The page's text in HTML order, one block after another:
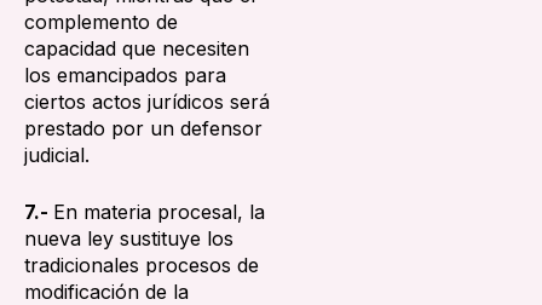
complemento de
capacidad que necesiten
los emancipados para
ciertos actos jurídicos será
prestado por un defensor
judicial.
7.- En materia procesal, la
nueva ley sustituye los
tradicionales procesos de
modificación de la